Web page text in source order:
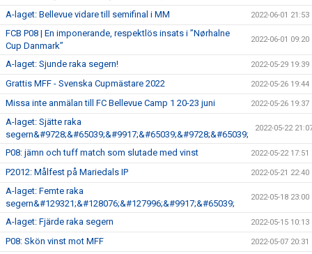
A-laget: Bellevue vidare till semifinal i MM 2022-06-01 21:53
FCB P08 | En imponerande, respektlös insats i ”Nørhalne
Cup Danmark”
2022-06-01 09:20
A-laget: Sjunde raka segern! 2022-05-29 19:39
Grattis MFF - Svenska Cupmästare 2022 2022-05-26 19:44
Missa inte anmälan till FC Bellevue Camp 1 20-23 juni 2022-05-26 19:37
A-laget: Sjätte raka
segern&#9728;&#65039;&#9917;&#65039;&#9728;&#65039;
2022-05-22
P08: jämn och tuff match som slutade med vinst 2022-05-22 17:51
P2012: Målfest på Mariedals IP 2022-05-21 22:40
A-laget: Femte raka
segern&#129321;&#128076;&#127996;&#9917;&#65039;
2022-05-18 23:00
A-laget: Fjärde raka segern 2022-05-15 10:13
P08: Skön vinst mot MFF 2022-05-07 20:31